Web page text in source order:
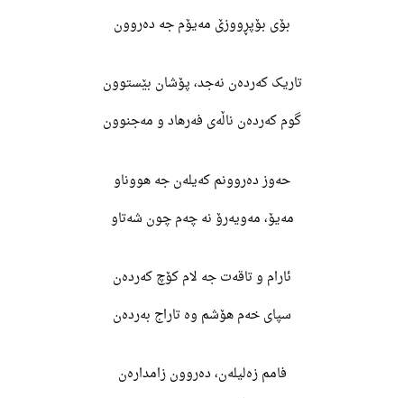
بۆی بۆپڕووزێ مەیۆم جە دەروون
تاریک کەردەن نەجد، پۆشان بێستوون
گوم کەردەن ناڵەی فەرهاد و مەجنوون
حەوز دەروونم کەیلەن جە هووناو
مەیۆ، مەویەرۆ نە چەم چون شەتاو
ئارام و تاقەت جە لام کۆچ کەردەن
سپای خەم هۆشم وە تاراج بەردەن
فامم زەلیلەن، دەروون زامدارەن